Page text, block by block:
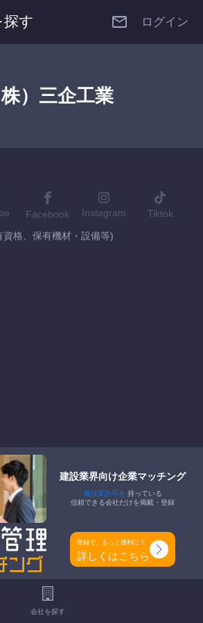
探す ログイン
株）三企工業
Facebook Instagram Tiktok
資格、保有機材・設備等)
号
・土木工事業 舗装工事業 造園工事業 水
建設業界向け企業マッチング
建設業許可を 持っている
信頼できる会社だけを掲載・登録
登録で、もっと便利に！
詳しくはこちら
会社を探す